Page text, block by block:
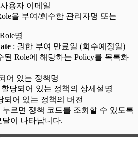
용자 이메일
을 부여/회수한 관리자명 또는
명
: 권한 부여 만료일 (회수예정일)
된 Role에 해당하는 Policy를 목록화
어 있는 정책명
할당되어 있는 정책의 상세설명
되어 있는 정책의 버전
누르면 정책 코드를 조회할 수 있도록
달이 나타납니다.